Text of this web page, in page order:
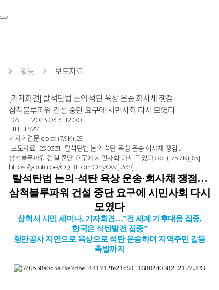
활동 보도자료
[기자회견] 탈석탄법 논의·석탄 육상 운송·회사채 쟁점…
삼척블루파워 건설 중단 요구에 시민사회 다시 모였다
DATE : 2023.03.31 12:00
HIT : 1,927
기자회견문.docx (7.9K)[29]
[보도자료_230331] 탈석탄법 논의·석탄 육상 운송·회사채 쟁점…
삼척블루파워 건설 중단 요구에 시민사회 다시 모였다.pdf(175.7K)[63]
https://youtu.be/CQBHomOnyOw[1339]
탈석탄법 논의·석탄 육상 운송·회사채 쟁점…
삼척블루파워 건설 중단 요구에 시민사회 다시
모였다
삼척서 시민 세미나, 기자회견 …”전 세계 기후대응 집중,
한국은 석탄발전 집중”
항만공사 지연으로 육상으로 석탄 운송하며 지역주민 갈등
촉발까지